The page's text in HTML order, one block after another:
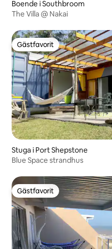
Boende i Southbroom
The Villa @ Nakai
Gästfavorit
Gästfavorit
Stuga i Port Shepstone
Blue Space strandhus
Gästfavorit
Gästfavorit